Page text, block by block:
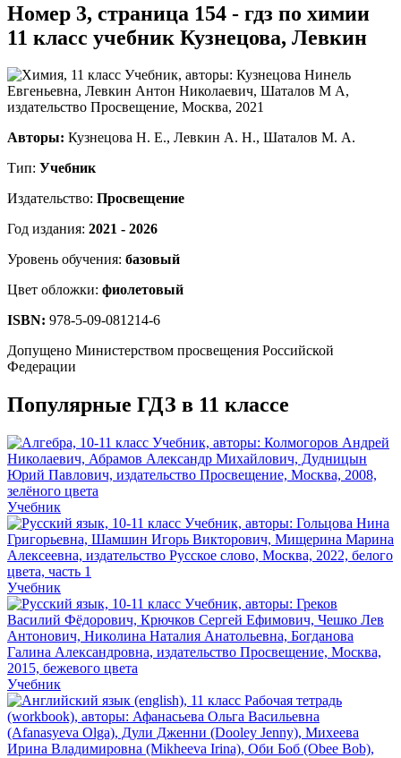
Номер 3, страница 154 - гдз по химии
11 класс учебник Кузнецова, Левкин
Авторы: Кузнецова Н. Е., Левкин А. Н., Шаталов М. А.
Тип: Учебник
Издательство: Просвещение
Год издания: 2021 - 2026
Уровень обучения: базовый
Цвет обложки: фиолетовый
ISBN: 978-5-09-081214-6
Допущено Министерством просвещения Российской
Федерации
Популярные ГДЗ в 11 классе
Учебник
Учебник
Учебник